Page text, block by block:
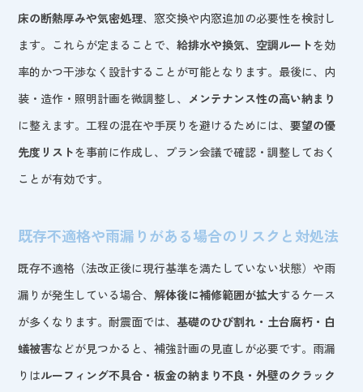
床の断熱厚みや気密処理、窓交換や内窓追加の必要性を検討し
ます。これらが定まることで、給排水や換気、空調ルートを効
率的かつ干渉なく設計することが可能となります。最後に、内
装・造作・照明計画を微調整し、 メンテナンス性の高い納まり
に整えます。工程の混在や手戻りを避けるためには、要望の優
先度リストを事前に作成し、プラン会議で確認・調整しておく
ことが有効です。
既存不適格や雨漏りがある場合のリスクと対処法
既存不適格（法改正後に現行基準を満たしていない状態）や雨
漏りが発生している場合、解体後に補修範囲が拡大するケース
が多くなります。耐震面では、基礎のひび割れ・土台腐朽・白
蟻被害などが見つかると、補強計画の見直しが必要です。雨漏
りはルーフィング不具合・板金の納まり不良・外壁のクラック